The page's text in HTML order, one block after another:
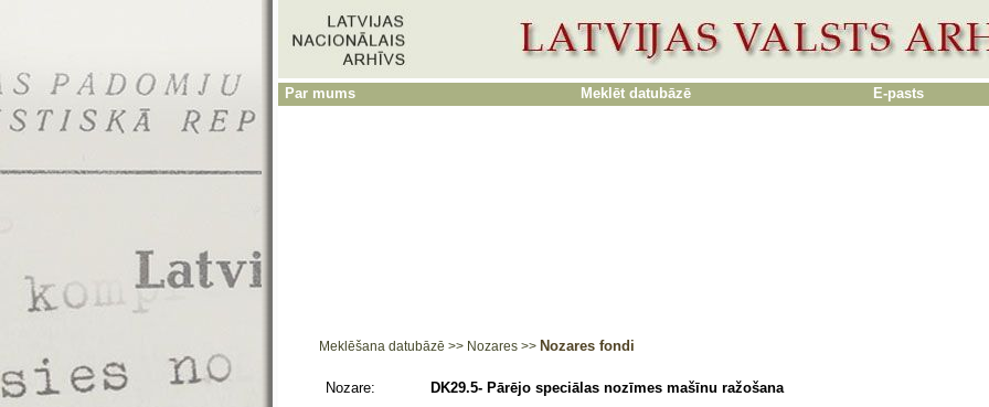
Par mums Meklēt datubāzē E-pasts
Meklēšana datubāzē >> Nozares >> Nozares fondi
Nozare: DK29.5- Pārējo speciālas nozīmes mašīnu ražošana